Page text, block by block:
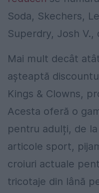
Soda, Skechers,
Superdry, Josh V.,
Mai mult decât
așteaptă
Kings & Clowns,
Acesta oferă o
pentru adulți, de
articole sport,
croiuri actuale
tricotaje din lână